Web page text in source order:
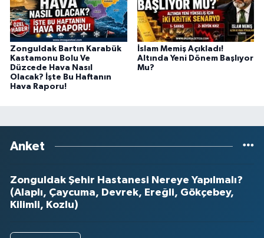
Zonguldak Bartın Karabük
Kastamonu Bolu Ve
Düzcede Hava Nasıl
Olacak? İşte Bu Haftanın
Hava Raporu!
İslam Memiş Açıkladı!
Altında Yeni Dönem Başlıyor
Mu?
Anket
Zonguldak Şehir Hastanesi Nereye Yapılmalı?
(Alaplı, Çaycuma, Devrek, Ereğli, Gökçebey,
Kilimli, Kozlu)